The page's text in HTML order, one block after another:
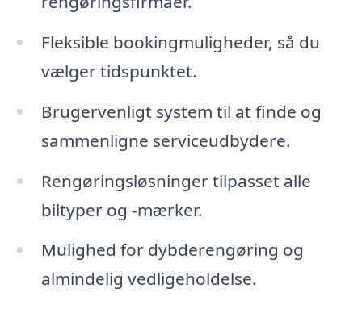
Fleksible bookingmuligheder, så du
vælger tidspunktet.
Brugervenligt system til at finde og
sammenligne serviceudbydere.
Rengøringsløsninger tilpasset alle
biltyper og -mærker.
Mulighed for dybderengøring og
almindelig vedligeholdelse.